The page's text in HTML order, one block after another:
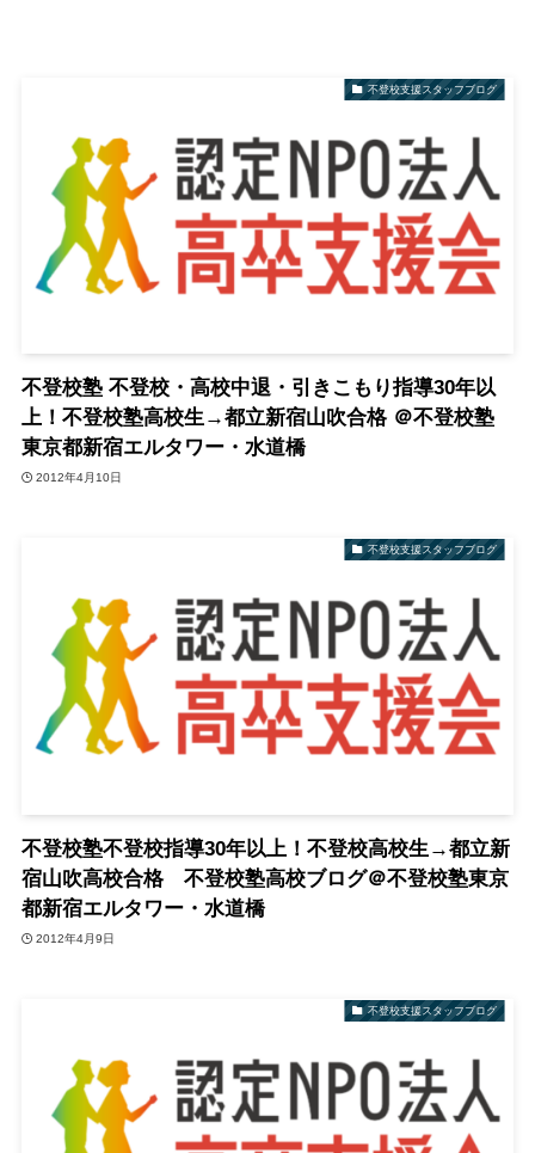
不登校支援スタッフブログ
不登校塾 不登校・高校中退・引きこもり指導30年以
上！不登校塾高校生→都立新宿山吹合格 ＠不登校塾
東京都新宿エルタワー・水道橋
2012年4月10日
不登校支援スタッフブログ
不登校塾不登校指導30年以上！不登校高校生→都立新
宿山吹高校合格 不登校塾高校ブログ＠不登校塾東京
都新宿エルタワー・水道橋
2012年4月9日
不登校支援スタッフブログ